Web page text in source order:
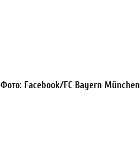
Фото: Facebook/FC Bayern München